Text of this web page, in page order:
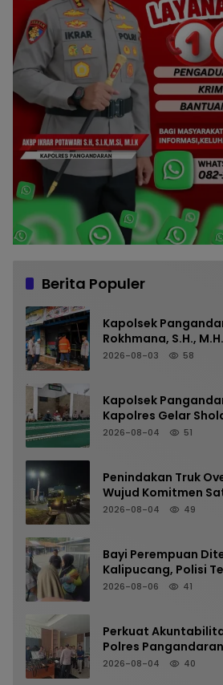
Berita Populer
Kapolsek
Rokhmana, S.H.,
Anggota Cek TKP
2026-08-03 58
Kapolsek
Kapolres Gelar
Masjid Jami Al-
2026-08-04 51
Penindakan Truk
Wujud Komitmen
Pangandaran
2026-08-04 49
Bayi Perempuan
Kalipucang, Polisi
Orang Tua
2026-08-06 41
Perkuat
Polres
Pemeriksaan Senpi
2026-08-04 40